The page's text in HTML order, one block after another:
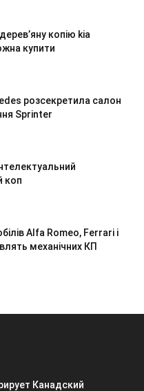
копію kia
купити
розсекретила салон
Sprinter
коп
Alfa Romeo, Ferrari і
механічних КП
Канадский